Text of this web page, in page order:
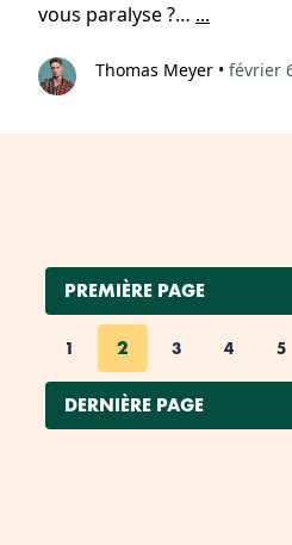
vous paralyse ?… ...
Thomas Meyer • février
PREMIÈRE PAGE
1 2 3 4 5
DERNIÈRE PAGE